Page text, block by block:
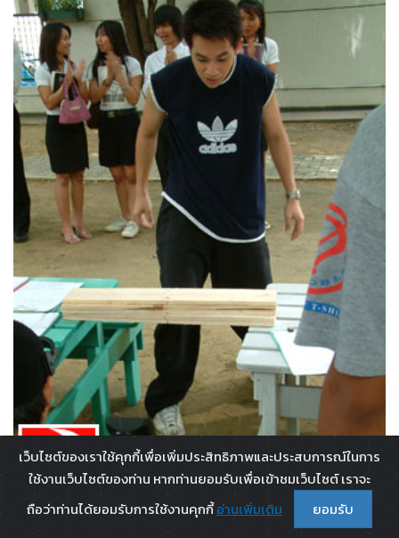
เว็บไซต์ของเราใช้คุกกี้เพื่อเพิ่มประสิทธิภาพและประสบการณ์ในการ
ใช้งานเว็บไซต์ของท่าน หากท่านยอมรับเพื่อเข้าชมเว็บไซต์ เราจะ
ถือว่าท่านได้ยอมรับการใช้งานคุกกี้อ่านเพิ่มเติม ยอมรับ